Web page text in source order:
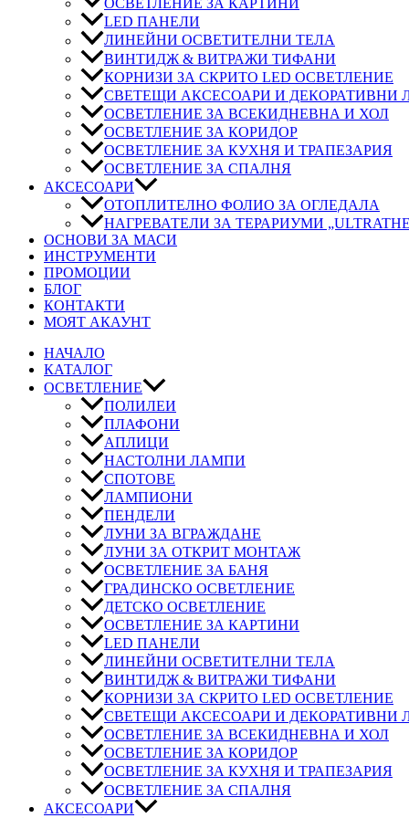
ОСВЕТЛЕНИЕ ЗА КАРТИНИ
LED ПАНЕЛИ
ЛИНЕЙНИ ОСВЕТИТЕЛНИ ТЕЛА
ВИНТИДЖ & ВИТРАЖИ ТИФАНИ
КОРНИЗИ ЗА СКРИТО LED ОСВЕТЛЕНИЕ
СВЕТЕЩИ АКСЕСОАРИ И ДЕКОРАТИВНИ
ОСВЕТЛЕНИЕ ЗА ВСЕКИДНЕВНА И ХОЛ
ОСВЕТЛЕНИЕ ЗА КОРИДОР
ОСВЕТЛЕНИЕ ЗА КУХНЯ И ТРАПЕЗАРИЯ
ОСВЕТЛЕНИЕ ЗА СПАЛНЯ
АКСЕСОАРИ
ОТОПЛИТЕЛНО ФОЛИО ЗА ОГЛЕДАЛА
НАГРЕВАТЕЛИ ЗА ТЕРАРИУМИ
ОСНОВИ ЗА МАСИ
ИНСТРУМЕНТИ
ПРОМОЦИИ
БЛОГ
КОНТАКТИ
МОЯТ АКАУНТ
НАЧАЛО
КАТАЛОГ
ОСВЕТЛЕНИЕ
ПОЛИЛЕИ
ПЛАФОНИ
АПЛИЦИ
НАСТОЛНИ ЛАМПИ
СПОТОВЕ
ЛАМПИОНИ
ПЕНДЕЛИ
ЛУНИ ЗА ВГРАЖДАНЕ
ЛУНИ ЗА ОТКРИТ МОНТАЖ
ОСВЕТЛЕНИЕ ЗА БАНЯ
ГРАДИНСКО ОСВЕТЛЕНИЕ
ДЕТСКО ОСВЕТЛЕНИЕ
ОСВЕТЛЕНИЕ ЗА КАРТИНИ
LED ПАНЕЛИ
ЛИНЕЙНИ ОСВЕТИТЕЛНИ ТЕЛА
ВИНТИДЖ & ВИТРАЖИ ТИФАНИ
КОРНИЗИ ЗА СКРИТО LED ОСВЕТЛЕНИЕ
СВЕТЕЩИ АКСЕСОАРИ И ДЕКОРАТИВНИ
ОСВЕТЛЕНИЕ ЗА ВСЕКИДНЕВНА И ХОЛ
ОСВЕТЛЕНИЕ ЗА КОРИДОР
ОСВЕТЛЕНИЕ ЗА КУХНЯ И ТРАПЕЗАРИЯ
ОСВЕТЛЕНИЕ ЗА СПАЛНЯ
АКСЕСОАРИ